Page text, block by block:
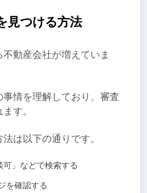
見つける方法
不動産会社が増えていま
情を理解しており、審査
す。
は以下の通りです。
」などで検索する
を確認する